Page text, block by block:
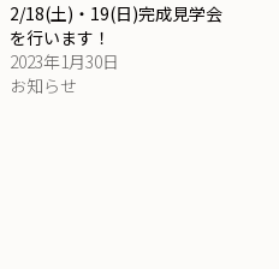
2/18(土)・19(日)完成見学会
を行います！
2023年1月30日
お知らせ